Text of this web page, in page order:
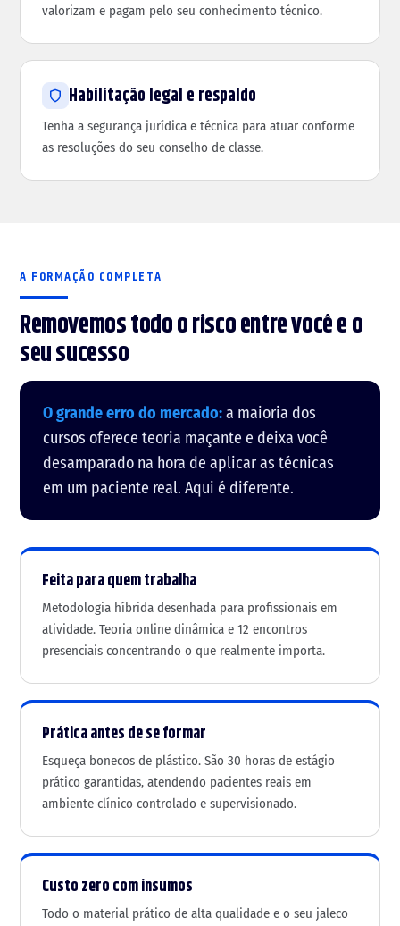
valorizam e pagam pelo seu conhecimento técnico.
Habilitação legal e respaldo
Tenha a segurança jurídica e técnica para atuar conforme
as resoluções do seu conselho de classe.
A FORMAÇÃO COMPLETA
Removemos todo o risco entre você e o
seu sucesso
O grande erro do mercado:a maioria dos
cursos oferece teoria maçante e deixa você
desamparado na hora de aplicar as técnicas
em um paciente real. Aqui é diferente.
Feita para quem trabalha
Metodologia híbrida desenhada para profissionais em
atividade. Teoria online dinâmica e 12 encontros
presenciais concentrando o que realmente importa.
Prática antes de se formar
Esqueça bonecos de plástico. São 30 horas de estágio
prático garantidas, atendendo pacientes reais em
ambiente clínico controlado e supervisionado.
Custo zero com insumos
Todo o material prático de alta qualidade e o seu jaleco